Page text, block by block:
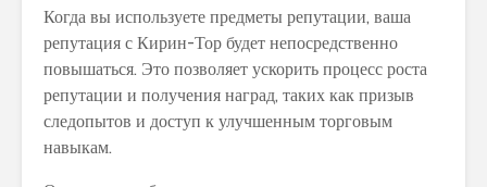
Когда вы используете предметы репутации, ваша
репутация с Кирин-Тор будет непосредственно
повышаться. Это позволяет ускорить процесс роста
репутации и получения наград, таких как призыв
следопытов и доступ к улучшенным торговым
навыкам.